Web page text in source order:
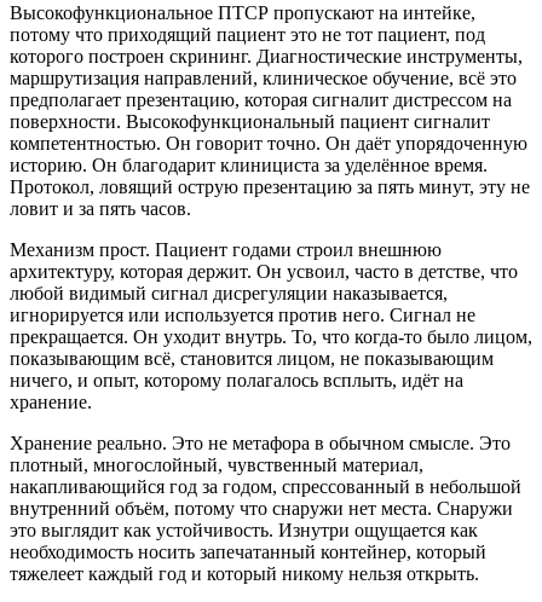
Высокофункциональное ПТСР пропускают на интейке,
потому что приходящий пациент это не тот пациент, под
которого построен скрининг. Диагностические инструменты,
маршрутизация направлений, клиническое обучение, всё это
предполагает презентацию, которая сигналит дистрессом на
поверхности. Высокофункциональный пациент сигналит
компетентностью. Он говорит точно. Он даёт упорядоченную
историю. Он благодарит клинициста за уделённое время.
Протокол, ловящий острую презентацию за пять минут, эту не
ловит и за пять часов.
Механизм прост. Пациент годами строил внешнюю
архитектуру, которая держит. Он усвоил, часто в детстве, что
любой видимый сигнал дисрегуляции наказывается,
игнорируется или используется против него. Сигнал не
прекращается. Он уходит внутрь. То, что когда-то было лицом,
показывающим всё, становится лицом, не показывающим
ничего, и опыт, которому полагалось всплыть, идёт на
хранение.
Хранение реально. Это не метафора в обычном смысле. Это
плотный, многослойный, чувственный материал,
накапливающийся год за годом, спрессованный в небольшой
внутренний объём, потому что снаружи нет места. Снаружи
это выглядит как устойчивость. Изнутри ощущается как
необходимость носить запечатанный контейнер, который
тяжелеет каждый год и который никому нельзя открыть.